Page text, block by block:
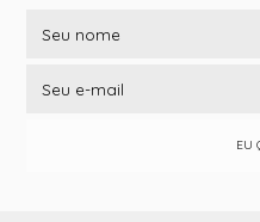
EU